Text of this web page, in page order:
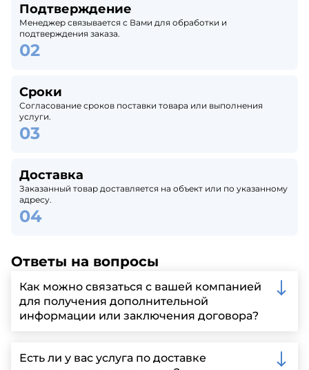
Подтверждение
Менеджер связывается с Вами для обработки и
подтверждения заказа.
Сроки
Согласование сроков поставки товара или выполнения
услуги.
Доставка
Заказанный товар доставляется на объект или по указанному
адресу.
Ответы на вопросы
Как можно связаться с вашей компанией
для получения дополнительной
информации или заключения договора?
запрос через нашу официальную почту или
заполнить форму на нашем сайте для более
Есть ли у вас услуга по доставке